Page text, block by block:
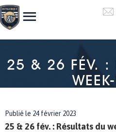
25 & 26 FÉV. :
Publié le 24 février 2023
25 & 26 fév. : Résultats du